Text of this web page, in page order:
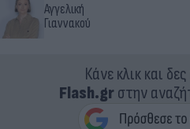
Αγγελική
Γιαννακού
Κάνε κλικ και
Flash.grστην